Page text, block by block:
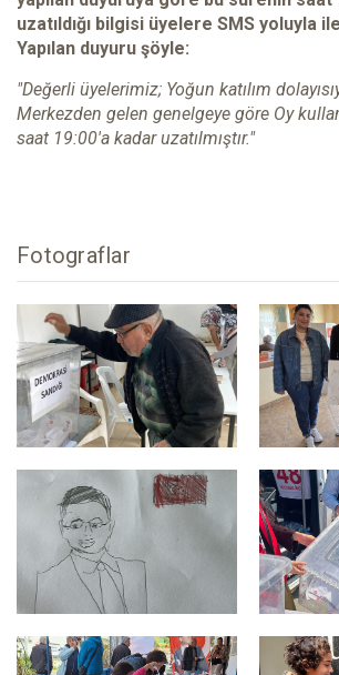
uzatıldığı bilgisi üyelere SMS yoluyla
Yapılan duyuru şöyle:
"Değerli üyelerimiz; Yoğun katılım
Merkezden gelen genelgeye göre Oy
saat 19:00'a kadar uzatılmıştır."
Fotograflar